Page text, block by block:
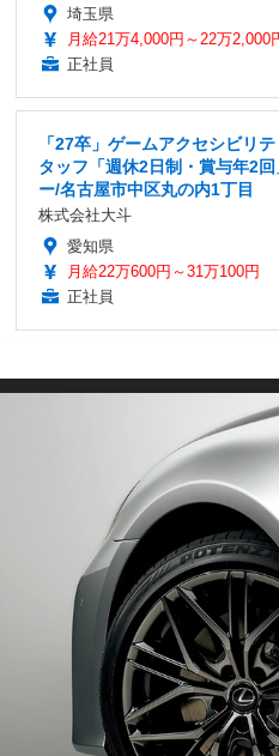
埼玉県
月給21万4,000円～22万2,000
正社員
「27卒」ゲームアクセシビリ
タッフ「週休2日制・賞与年2
ー/名古屋市中区丸の内1丁目
株式会社大斗
愛知県
月給22万600円～31万100円
正社員